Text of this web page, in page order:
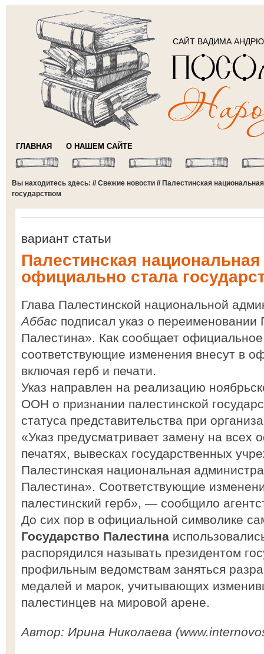
САЙТ ВАДИМА
ГЛАВНАЯ О НАШЕМ САЙТЕ
Вы находитесь здесь: //Свежие новости // Палестинская
государством
вариант статьи
Палестинская
официально стала
Глава Палестинской национальной
Аббас подписал указ о переименовании
Палестина». Как сообщает
соответствующие изменения внесут в
включая герб и печати.
Указ направлен на реализацию
ООН о признании палестинской
статуса представительства при
«Указ предусматривает замену на всех
печатях, вывесках государственных
Палестинская национальная
Палестина». Соответствующие
палестинский герб», — сообщило
До сих пор в официальной символике
Государство Палестина
распорядился называть президентом
профильным ведомствам заняться
медалей и марок, учитывающих
палестинцев на мировой арене.
Автор: Ирина Николаева